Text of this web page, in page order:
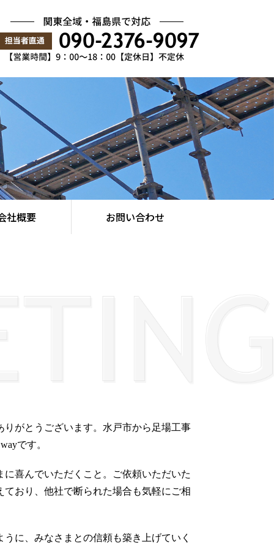
社概要 お問い合わせ
がとうございます。水戸市から足場工事
です。
喜んでいただくこと。ご依頼いただいた
おり、他社で断られた場合も気軽にご相
に、みなさまとの信頼も築き上げていく